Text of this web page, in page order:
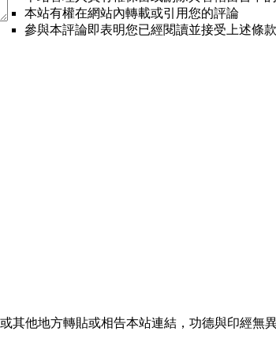
本站有權在網站內轉載或引用您的評論
參與本評論即表明您已經閱讀並接受上述條款
其他地方轉貼或相告本站連結，功德與印經無